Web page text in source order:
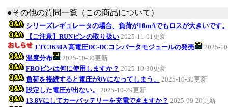
●その他の質問一覧（この商品について）
シリーズレギュレータの場合、負荷が10mAでもロスが大きいです。
【ご注意】RUNピンの取り扱い 2025-11-01更新
LTC3630A 高電圧DC-DCコンバータモジュールの発売
2025-
温度分布
2025-10-30更新
FBOピンは何に使用しますか？ 2025-10-30更新
負荷を接続すると電圧が0Vになってしまう。
2025-10-30更新
設定した電圧が出ない。
2025-10-29更新
13.8Vにしてカーバッテリーを充電できますか？ 2025-09-20更新